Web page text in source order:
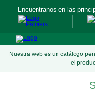
Encuentranos en las
Nuestra web es un catálogo
el